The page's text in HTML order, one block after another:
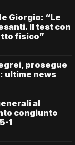
Giorgio: “Le
Il test con
fisico”
prosegue
ultime news
al
congiunto
1